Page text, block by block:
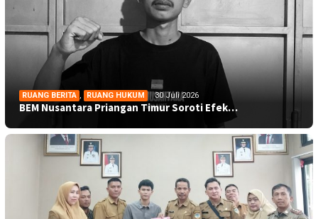
RUANG BERITA , RUANG HUKUM 30 Juli 2026
BEM Nusantara Priangan Timur Soroti Efek…